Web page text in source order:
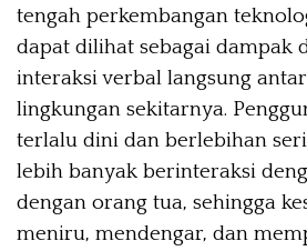
tengah perkembangan
dapat dilihat sebagai dampak
interaksi verbal langsung
lingkungan sekitarnya.
terlalu dini dan berlebihan
lebih banyak berinteraksi
dengan orang tua, sehingga
meniru, mendengar, dan